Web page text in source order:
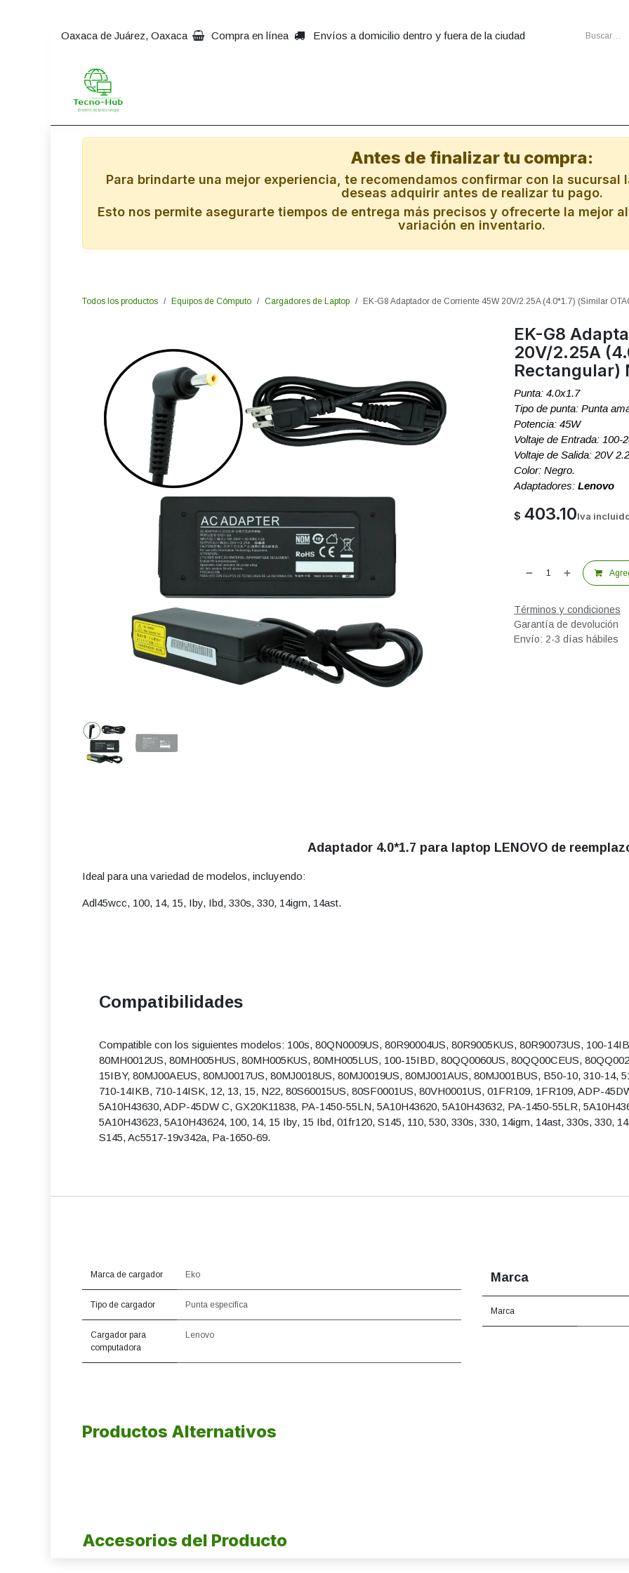
Oaxaca de Juárez, Oaxaca Compra en línea Envíos a domicilio dentro y fuera de la ciudad
Antes de finalizar tu compra:
Para brindarte una mejor experiencia, te recomendamos confirmar con la
deseas adquirir antes de realizar tu pago.
Esto nos permite asegurarte tiempos de entrega más precisos y ofrecerte la mejor
variación en inventario.
Todos los productos Equipos de Cómputo Cargadores de Laptop EK-G8 Adaptador de Corriente 45W 20V/2.25A (4.0*1.7) (Similar
EK-G8
20V/2.25A
Rectangular)
Punta: 4.0x1.7
Tipo de punta: Punta
Potencia: 45W
Voltaje de Entrada: 100-
Voltaje de Salida: 20V
Color: Negro.
Adaptadores: Lenovo
$ 403.10Iva
Términos y condiciones
Garantía de devolución
Envío: 2-3 días hábiles
Adaptador 4.0*1.7 para laptop LENOVO de
Ideal para una variedad de modelos, incluyendo:
Adl45wcc, 100, 14, 15, Iby, Ibd, 330s, 330, 14igm, 14ast.
Compatibilidades
Compatible con los siguientes modelos: 100s, 80QN0009US, 80R90004US, 80R9005KUS, 80R90073US, 100-
80MH0012US, 80MH005HUS, 80MH005KUS, 80MH005LUS, 100-15IBD, 80QQ0060US, 80QQ00CEUS,
15IBY, 80MJ00AEUS, 80MJ0017US, 80MJ0018US, 80MJ0019US, 80MJ001AUS, 80MJ001BUS, B50-10, 310-14,
710-14IKB, 710-14ISK, 12, 13, 15, N22, 80S60015US, 80SF0001US, 80VH0001US, 01FR109, 1FR109, ADP-
5A10H43630, ADP-45DW C, GX20K11838, PA-1450-55LN, 5A10H43620, 5A10H43632, PA-1450-55LR,
5A10H43623, 5A10H43624, 100, 14, 15 Iby, 15 Ibd, 01fr120, S145, 110, 530, 330s, 330, 14igm, 14ast, 330s, 330,
S145, Ac5517-19v342a, Pa-1650-69.
Marca de cargador Eko
Tipo de cargador Punta especifica
Cargador para
computadora
Lenovo
Marca
Marca
Productos Alternativos
Accesorios del Producto